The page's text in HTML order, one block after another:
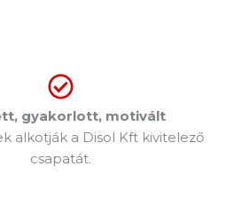
gyakorlott, motivált
alkotják a Disol Kft kivitelező
csapatát.